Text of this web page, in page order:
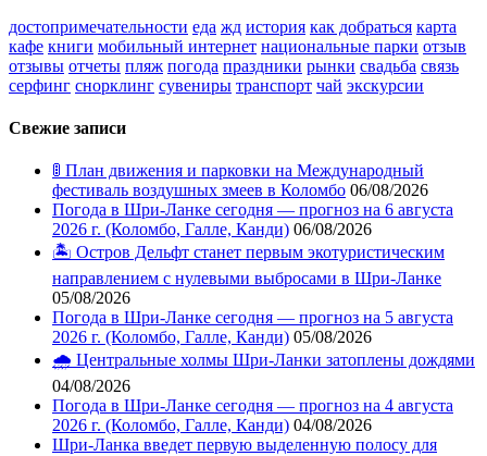
достопримечательности еда жд история как добраться карта
кафе книги мобильный интернет национальные парки отзыв
отзывы отчеты пляж погода праздники рынки свадьба связь
серфинг снорклинг сувениры транспорт чай экскурсии
Свежие записи
🚦 План движения и парковки на Международный
фестиваль воздушных змеев в Коломбо 06/08/2026
Погода в Шри-Ланке сегодня — прогноз на 6 августа
2026 г. (Коломбо, Галле, Канди) 06/08/2026
🏝️ Остров Дельфт станет первым экотуристическим
направлением с нулевыми выбросами в Шри-Ланке
05/08/2026
Погода в Шри-Ланке сегодня — прогноз на 5 августа
2026 г. (Коломбо, Галле, Канди) 05/08/2026
🌧️ Центральные холмы Шри-Ланки затоплены дождями
04/08/2026
Погода в Шри-Ланке сегодня — прогноз на 4 августа
2026 г. (Коломбо, Галле, Канди) 04/08/2026
Шри-Ланка введет первую выделенную полосу для